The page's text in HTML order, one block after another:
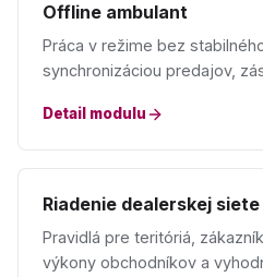
Offline ambulant
Práca v režime bez
synchronizáciou predajov,
Detail modulu
Riadenie dealerskej siete
Pravidlá pre teritóriá,
výkony obchodníkov a